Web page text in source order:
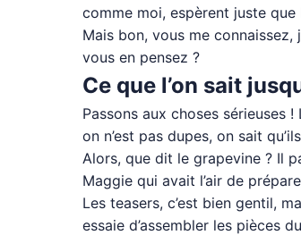
comme moi, espèrent juste
Mais bon, vous me
vous en pensez ?
Ce que l’on sait
Passons aux choses sérieuses
on n’est pas dupes, on sait
Alors, que dit le grapevine ? Il
Maggie qui avait l’air de
Les teasers, c’est bien gentil,
essaie d’assembler les pièces